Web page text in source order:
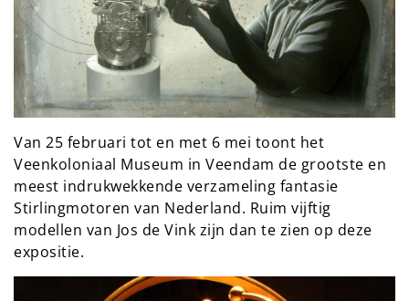
Van 25 februari tot en met 6 mei toont het
Veenkoloniaal Museum in Veendam de grootste en
meest indrukwekkende verzameling fantasie
Stirlingmotoren van Nederland. Ruim vijftig
modellen van Jos de Vink zijn dan te zien op deze
expositie.